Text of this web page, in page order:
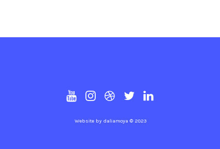
Website by daliamoya © 2023